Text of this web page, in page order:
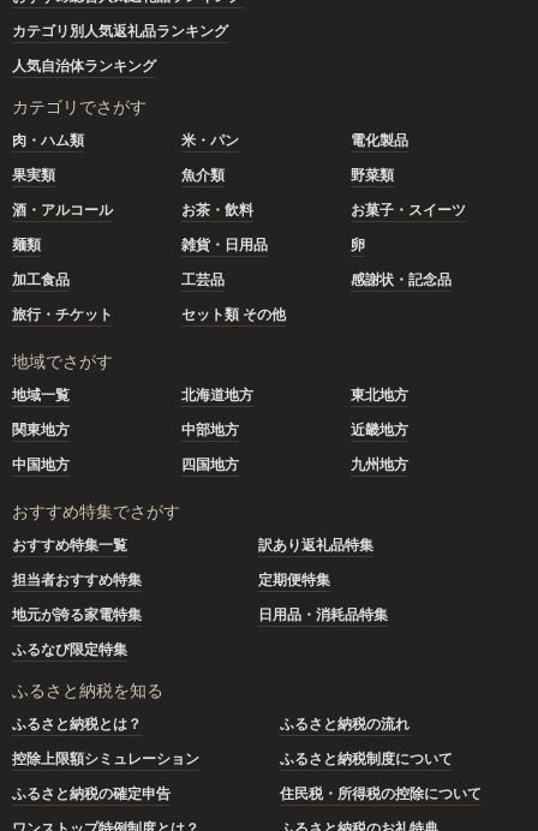
カテゴリ別人気返礼品ランキング
人気自治体ランキング
カテゴリでさがす
肉・ハム類 米・パン
電化製品
果実類
魚介類
野菜類
酒・アルコール
お茶・飲料
お菓子・スイーツ
麺類
雑貨・日用品
卵
加工食品
工芸品
感謝状・記念品
旅行・チケット
セット類 その他
地域でさがす
地域一覧 北海道地方
東北地方
関東地方
中部地方
近畿地方
中国地方
四国地方 九州地方
おすすめ特集でさがす
おすすめ特集一覧
訳あり返礼品特集
担当者おすすめ特集
定期便特集
地元が誇る家電特集
日用品・消耗品特集
ふるなび限定特集
ふるさと納税を知る
ふるさと納税とは？
ふるさと納税の流れ
控除上限額シミュレーション
ふるさと納税制度について
ふるさと納税の確定申告
住民税・所得税の控除について